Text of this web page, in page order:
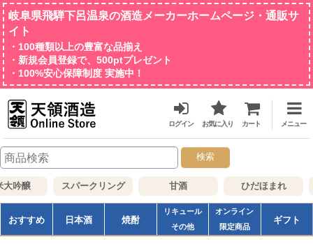
岐阜県飛騨下呂温泉の酒造メーカーホームページ・通販サ
イト
・100種類以上の豊富な品揃え
・新規会員登録で、500ptプレゼント
・100%安心保障制度 実施中！
ログイン お気に入り カート メニュー
検索
醸 スパークリング 甘酒 ひだほまれ
おすすめ 日本酒 焼酎
リキュール
その他
オンライン
限定商品
ギフト